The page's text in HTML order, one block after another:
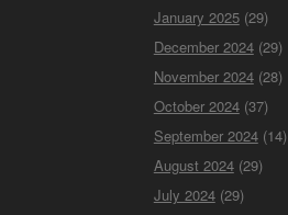
January 2025(29)
December 2024(29)
November 2024(28)
October 2024(37)
September 2024(14)
August 2024(29)
July 2024(29)